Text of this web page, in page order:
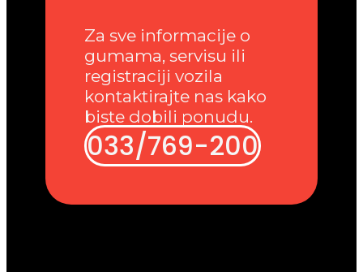
Za sve informacije o
gumama, servisu ili
registraciji vozila
kontaktirajte nas kako
biste dobili ponudu.
033/769-200